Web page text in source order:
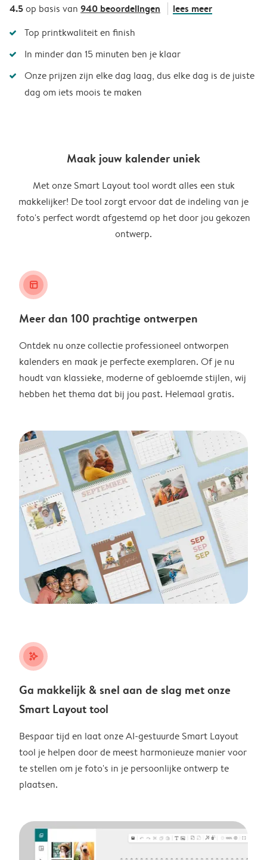
4.5op basis van 940 beoordelingen lees meer
Top printkwaliteit en finish
In minder dan 15 minuten ben je klaar
Onze prijzen zijn elke dag laag, dus elke dag is de juiste
dag om iets moois te maken
Maak jouw kalender uniek
Met onze Smart Layout tool wordt alles een stuk
makkelijker! De tool zorgt ervoor dat de indeling van je
foto's perfect wordt afgestemd op het door jou gekozen
ontwerp.
layout_alt
Meer dan 100 prachtige ontwerpen
Ontdek nu onze collectie professioneel ontworpen
kalenders en maak je perfecte exemplaren. Of je nu
houdt van klassieke, moderne of gebloemde stijlen, wij
hebben het thema dat bij jou past. Helemaal gratis.
stars_plus
Ga makkelijk & snel aan de slag met onze
Smart Layout tool
Bespaar tijd en laat onze AI-gestuurde Smart Layout
tool je helpen door de meest harmonieuze manier voor
te stellen om je foto's in je persoonlijke ontwerp te
plaatsen.